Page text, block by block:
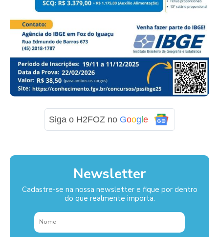
Siga o H2FOZ no Goog e
Newsletter
Cadastre-se na nossa newsletter e fique por dentro
do que realmente importa.